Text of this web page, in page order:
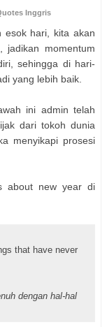
Inggris
esok hari, kita akan
jadikan momentum
sehingga di hari-
yang lebih baik.
ini admin telah
dari tokoh dunia
menyikapi prosesi
about new year di
that have never
dengan hal-hal